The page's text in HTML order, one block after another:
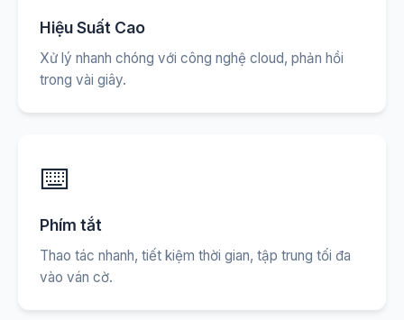
Hiệu Suất Cao
Xử lý nhanh chóng với công nghệ cloud, phản hồi
trong vài giây.
⌨️
Phím tắt
Thao tác nhanh, tiết kiệm thời gian, tập trung tối đa
vào ván cờ.